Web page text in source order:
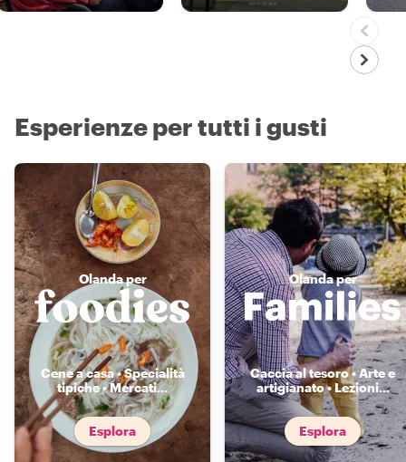
Esperienze per tutti i gusti
Olanda per
Cene a casa • Specialità
tipiche • Mercati...
Esplora
Olanda per
Caccia al tesoro • Arte e
artigianato • Lezioni...
Esplora